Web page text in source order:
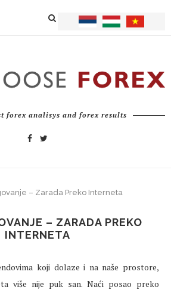
forex analisys and forex results
– Zarada Preko Interneta
– ZARADA PREKO
INTERNETA
koji dolaze i na naše prostore,
više nije puk san. Naći posao preko